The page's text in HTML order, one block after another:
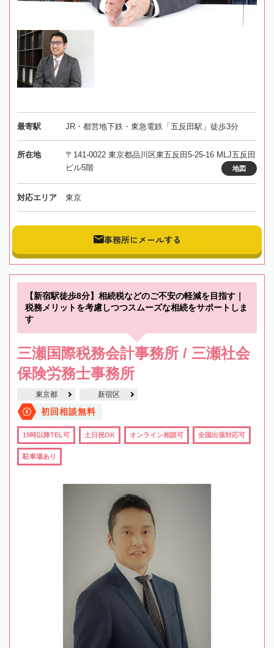
最寄駅 JR・都営地下鉄・東急電鉄「五反田駅」徒歩3分
所在地
〒141-0022 東京都品川区東五反田5-25-16 MLJ五反田
ビル5階
地図
対応エリア 東京
事務所にメールする
【新宿駅徒歩8分】相続税などのご不安の軽減を目指す｜
税務メリットを考慮しつつスムーズな相続をサポートしま
す
三瀬国際税務会計事務所 / 三瀬社会
保険労務士事務所
東京都 新宿区
初回相談無料
19時以降TEL可 土日祝OK オンライン相談可 全国出張対応可
駐車場あり